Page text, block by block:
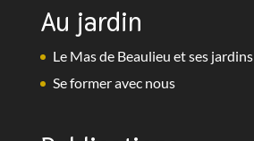
Au jardin
Le Mas de Beaulieu et ses jardins
Se former avec nous